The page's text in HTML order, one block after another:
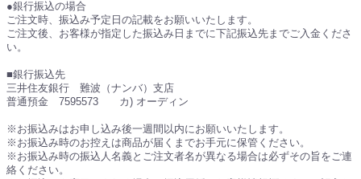
●銀行振込の場合
ご注文時、振込み予定日の記載をお願いいたします。
ご注文後、お客様が指定した振込み日までに下記振込先までご入金くださ
い。
■銀行振込先
三井住友銀行 難波（ナンバ）支店
普通預金 7595573 カ) オーディン
※お振込みはお申し込み後一週間以内にお願いいたします。
※お振込み時のお控えは商品が届くまでお手元に保管ください。
※お振込み時の振込人名義とご注文者名が異なる場合は必ずその旨をご連
絡ください。